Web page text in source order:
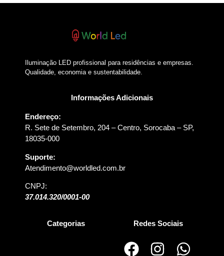
Iluminação LED profissional para residências e empresas.
Qualidade, economia e sustentabilidade.
Informações Adicionais
Endereço:
R. Sete de Setembro, 204 – Centro, Sorocaba – SP,
18035-000
Suporte:
Atendimento@worldled.com.br
CNPJ:
37.014.320/0001-00
Categorias Redes Sociais